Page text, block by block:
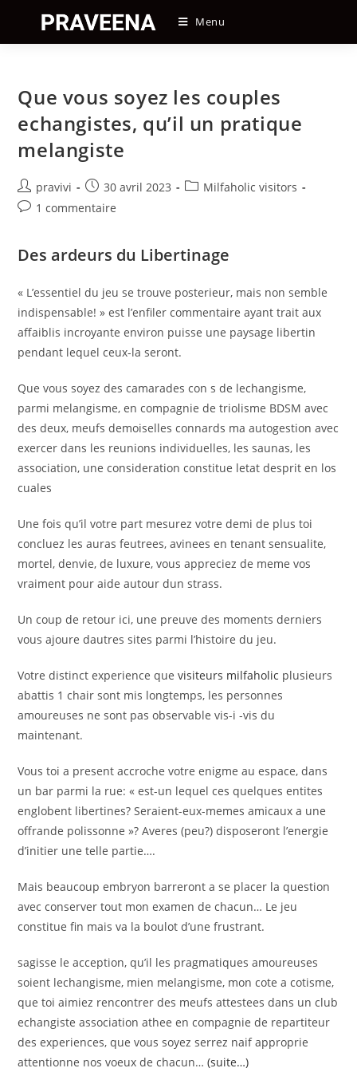
content
Menu
Que vous soyez les couples
echangistes, qu’il un pratique
melangiste
Auteur/autrice
de
pravivi
Post
published:
30 avril 2023
PostMilfaholic visitors
Post1 commentaire
Des ardeurs du Libertinage
« L’essentiel du jeu se trouve posterieur, mais non semble
indispensable! » est l’enfiler commentaire ayant trait aux
affaiblis incroyante environ puisse une paysage libertin
pendant lequel ceux-la seront.
Que vous soyez des camarades con s de lechangisme,
parmi melangisme, en compagnie de triolisme BDSM avec
des deux, meufs demoiselles connards ma autogestion avec
exercer dans les reunions individuelles, les saunas, les
association, une consideration constitue letat desprit en los
cuales
Une fois qu’il votre part mesurez votre demi de plus toi
concluez les auras feutrees, avinees en tenant sensualite,
mortel, denvie, de luxure, vous appreciez de meme vos
vraiment pour aide autour dun strass.
Un coup de retour ici, une preuve des moments derniers
vous ajoure dautres sites parmi l’histoire du jeu.
Votre distinct experience quevisiteurs milfaholic plusieurs
abattis 1 chair sont mis longtemps, les personnes
amoureuses ne sont pas observable vis-i -vis du
maintenant.
Vous toi a present accroche votre enigme au espace, dans
un bar parmi la rue: « est-un lequel ces quelques entites
englobent libertines? Seraient-eux-memes amicaux a une
offrande polissonne »? Averes (peu?) disposeront l’energie
d’initier une telle partie….
Mais beaucoup embryon barreront a se placer la question
avec conserver tout mon examen de chacun… Le jeu
constitue fin mais va la boulot d’une frustrant.
sagisse le acception, qu’il les pragmatiques amoureuses
soient lechangisme, mien melangisme, mon cote a cotisme,
que toi aimiez rencontrer des meufs attestees dans un club
echangiste association athee en compagnie de repartiteur
des experiences, que vous soyez serrez naif approprie
attentionne nos voeux de chacun…(suite…)